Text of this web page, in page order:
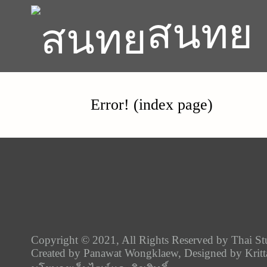
สนทย
Error! (index page)
Copyright © 2021, All Rights Reserved by Thai
Created by Panawat Wongklaew, Designed by